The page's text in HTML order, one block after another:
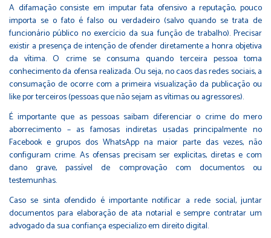
A difamação consiste em imputar fata ofensivo a reputação, pouco
importa se o fato é falso ou verdadeiro (salvo quando se trata de
funcionário público no exercício da sua função de trabalho). Precisar
existir a presença de intenção de ofender diretamente a honra objetiva
da vítima. O crime se consuma quando terceira pessoa toma
conhecimento da ofensa realizada. Ou seja, no caos das redes sociais, a
consumação de ocorre com a primeira visualização da publicação ou
like por terceiros (pessoas que não sejam as vítimas ou agressores).
É importante que as pessoas saibam diferenciar o crime do mero
aborrecimento – as famosas indiretas usadas principalmente no
Facebook e grupos dos WhatsApp na maior parte das vezes, não
configuram crime. As ofensas precisam ser explicitas, diretas e com
dano grave, passível de comprovação com documentos ou
testemunhas.
Caso se sinta ofendido é importante notificar a rede social, juntar
documentos para elaboração de ata notarial e sempre contratar um
advogado da sua confiança especializo em direito digital.